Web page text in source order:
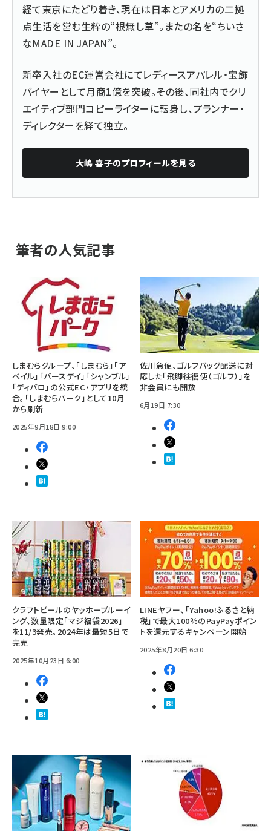
経て東京にたどり着き、現在は日本とアメリカの二拠
点生活を営む生粋の“根無し草”。またの名を“ちいさ
なMADE IN JAPAN”。
新卒入社のEC運営会社にてレディースアパレル・宝飾
バイヤーとして月商1億を突破。その後、同社内でクリ
エイティブ部門コピーライターに転身し、プランナー・
ディレクターを経て独立。
大嶋 喜子のプロフィールを見る
筆者の人気記事
しまむらグループ、「しまむら」「ア
ベイル」「バースデイ」「シャンブル」
「ディバロ」の公式EC・アプリを統
合。「しまむらパーク」として10月
から刷新
2025年9月18日 9:00
佐川急便、ゴルフバッグ配送に対
応した「飛脚往復便（ゴルフ）」を
非会員にも開放
6月19日 7:30
クラフトビールのヤッホーブルーイ
ング、数量限定「マジ福袋2026」
を11/3発売。2024年は最短5日で
完売
2025年10月23日 6:00
LINEヤフー、「Yahoo!ふるさと納
税」で最大100％のPayPayポイン
トを還元するキャンペーン開始
2025年8月20日 6:30